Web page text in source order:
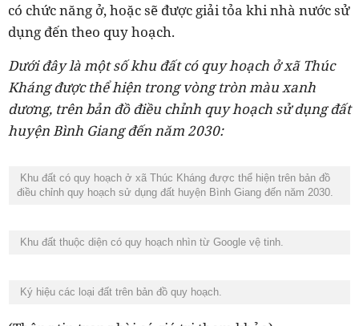
có chức năng ở, hoặc sẽ được giải tỏa khi nhà nước sử
dụng đến theo quy hoạch.
Dưới đây là một số khu đất có quy hoạch ở xã Thúc
Kháng được thể hiện trong vòng tròn màu xanh
dương, trên bản đồ điều chỉnh quy hoạch sử dụng đất
huyện Bình Giang đến năm 2030:
Khu đất có quy hoạch ở xã Thúc Kháng được thể hiện trên bản đồ
điều chỉnh quy hoạch sử dụng đất huyện Bình Giang đến năm 2030.
Khu đất thuộc diện có quy hoạch nhìn từ Google vệ tinh.
Ký hiệu các loại đất trên bản đồ quy hoạch.